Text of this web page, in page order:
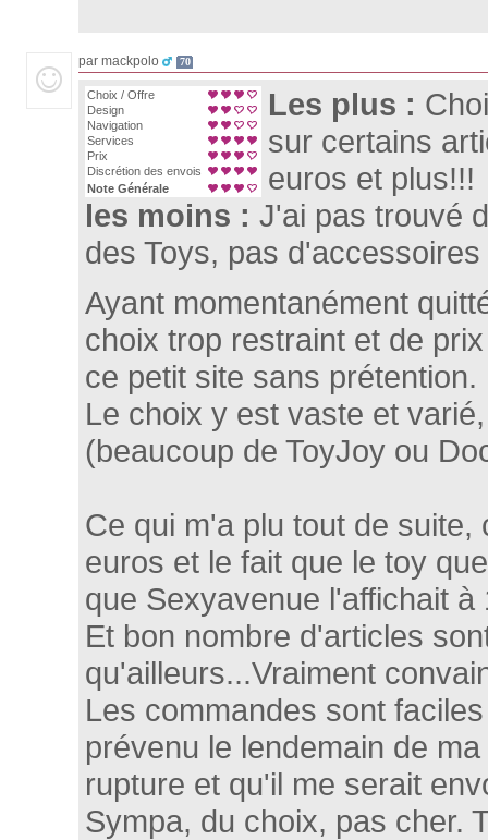
par mackpolo 70
Choix / Offre
Design
Navigation
Services
Prix
Discrétion des envois
Note Générale
Les plus :
sur certains
euros et plus!!!
les moins : J'ai pas trouvé
des Toys, pas
Ayant momentanément
choix trop restraint et de
ce petit site sans prétention.
Le choix y est vaste et
(beaucoup de ToyJoy ou
Ce qui m'a plu tout de
euros et le fait que le toy
que Sexyavenue l'affichait
Et bon nombre d'articles
qu'ailleurs...Vraiment
Les commandes sont
prévenu le lendemain de
rupture et qu'il me serait
Sympa, du choix, pas cher.